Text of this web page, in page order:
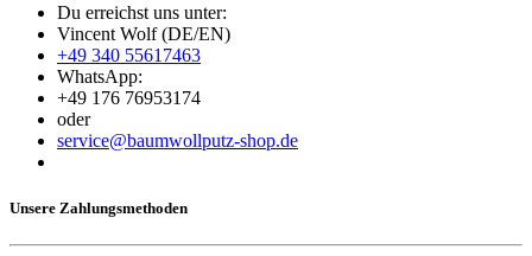
Du erreichst uns unter:
Vincent Wolf (DE/EN)
+49 340 55617463
WhatsApp:
+49 176 76953174
oder
service@baumwollputz-shop.de
Unsere Zahlungsmethoden